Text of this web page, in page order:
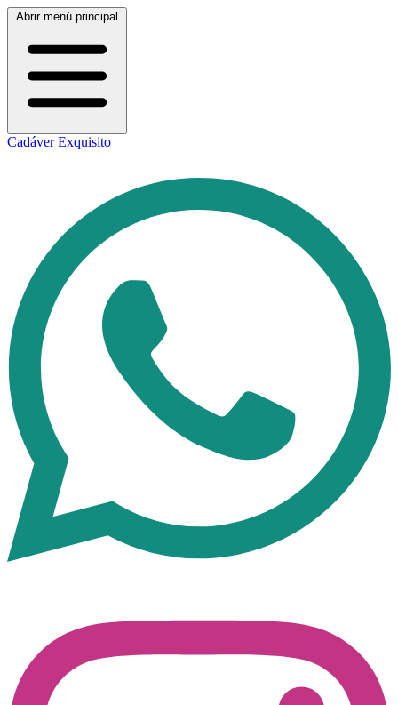
Abrir menú principal
Cadáver Exquisito